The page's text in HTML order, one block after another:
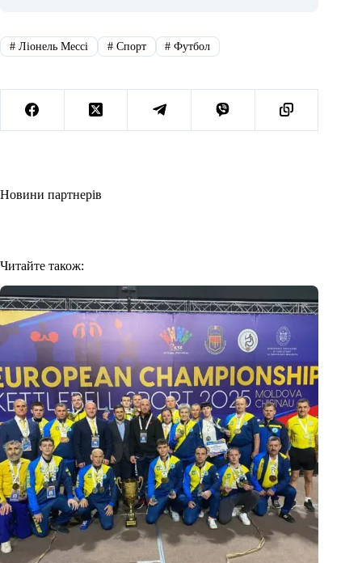
#Ліонель Мессі #Спорт # Футбол
Новини партнерів
Читайте також: